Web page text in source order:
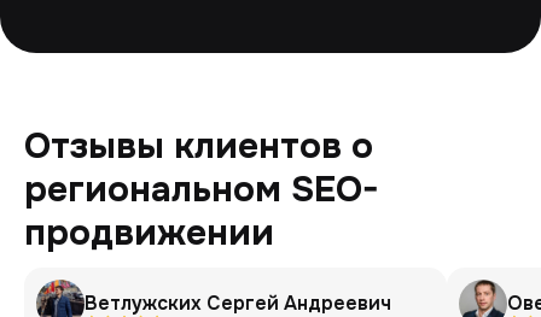
Отзывы клиентов о
региональном SEO-
продвижении
Ветлужских Сергей Андреевич